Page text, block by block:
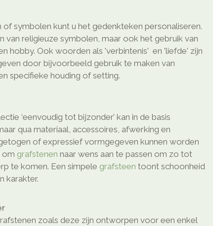
symbolen kunt u het gedenkteken personaliseren.
van religieuze symbolen, maar ook het gebruik van
hobby. Ook woorden als 'verbintenis' en 'liefde' zijn
door bijvoorbeeld gebruik te maken van
specifieke houding of setting.
‘eenvoudig tot bijzonder’ kan in de basis
qua materiaal, accessoires, afwerking en
of expressief vormgegeven kunnen worden
om grafstenen naar wens aan te passen om zo tot
te komen. Een simpele grafsteen toont schoonheid
karakter.
zoals deze zijn ontworpen voor een enkel